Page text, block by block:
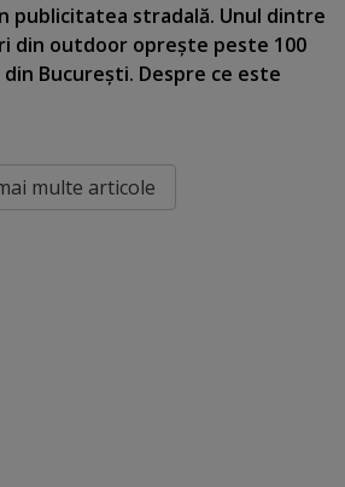
publicitatea stradală. Unul dintre
din outdoor opreşte peste 100
Bucureşti. Despre ce este
multe articole